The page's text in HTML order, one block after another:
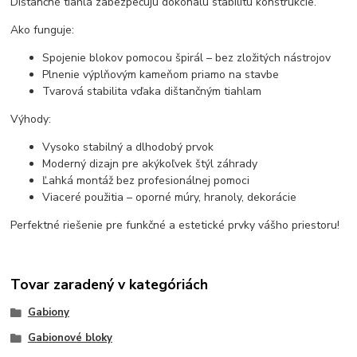
Ako funguje:
Spojenie blokov pomocou špirál – bez zložitých nástrojov
Plnenie výplňovým kameňom priamo na stavbe
Tvarová stabilita vďaka dištančným tiahlam
Výhody:
Vysoko stabilný a dlhodobý prvok
Moderný dizajn pre akýkoľvek štýl záhrady
Ľahká montáž bez profesionálnej pomoci
Viaceré použitia – oporné múry, hranoly, dekorácie
Perfektné riešenie pre funkčné a estetické prvky vášho priestoru!
Tovar zaradený v kategóriách
Gabiony
Gabionové bloky